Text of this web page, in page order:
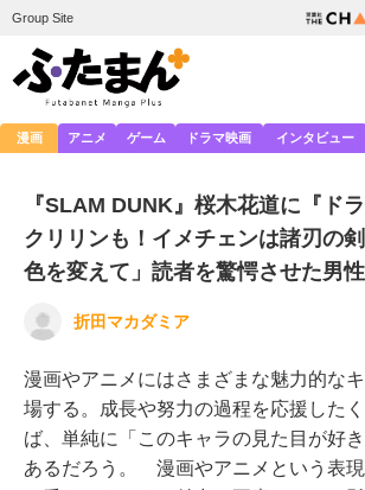
Group Site
漫画 アニメ ゲーム ドラマ映画 インタビュー
『SLAM DUNK』桜木花道に『ド
クリリンも！イメチェンは諸刃の
色を変えて」読者を驚愕させた男
折田マカダミア
漫画やアニメにはさまざまな魅力的な
場する。成長や努力の過程を応援した
ば、単純に「このキャラの見た目が好
あるだろう。 漫画やアニメという表